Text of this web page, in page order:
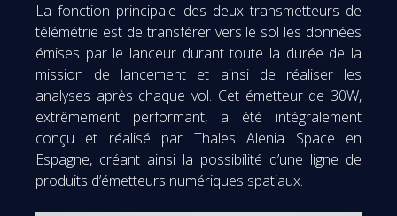
La fonction principale des deux transmetteurs de
télémétrie est de transférer vers le sol les données
émises par le lanceur durant toute la durée de la
mission de lancement et ainsi de réaliser les
analyses après chaque vol. Cet émetteur de 30W,
extrêmement performant, a été intégralement
conçu et réalisé par Thales Alenia Space en
Espagne, créant ainsi la possibilité d’une ligne de
produits d’émetteurs numériques spatiaux.